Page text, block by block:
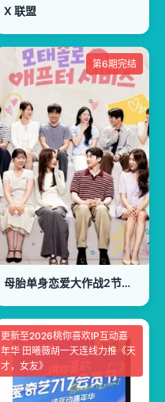
X 联盟
第6期完结
母胎单身恋爱大作战2节目售后
更新至2026桃你喜欢IP互动嘉
年华 田曦薇胡一天连线力推《天
才，女友》